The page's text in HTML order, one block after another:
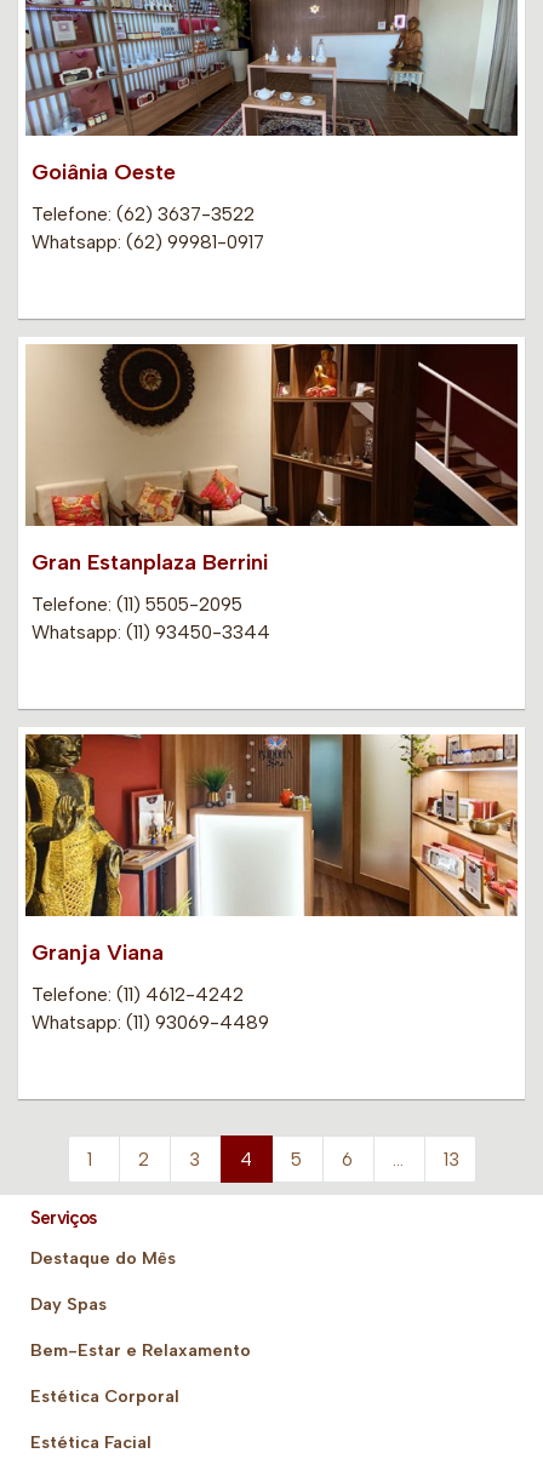
Goiânia Oeste
Telefone: (62) 3637-3522
Whatsapp: (62) 99981-0917
Gran Estanplaza Berrini
Telefone: (11) 5505-2095
Whatsapp: (11) 93450-3344
Granja Viana
Telefone: (11) 4612-4242
Whatsapp: (11) 93069-4489
1 2 3 4 5 6 … 13
Serviços
Destaque do Mês
Day Spas
Bem-Estar e Relaxamento
Estética Corporal
Estética Facial